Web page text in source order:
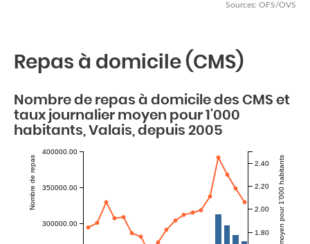
Sources: OFS/OVS
Repas à domicile (CMS)
Nombre de repas à domicile des CMS et
taux journalier moyen pour 1'000
habitants, Valais, depuis 2005
Nombre de repas
300000.00
350000.00
400000.00
1.80
2.00
2.20
2.40